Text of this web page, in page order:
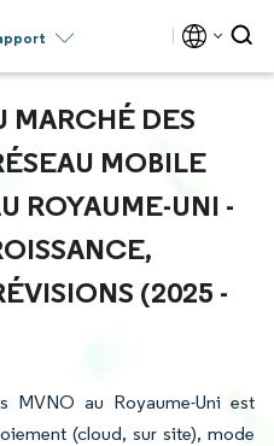
MARCHÉ DES
MOBILE
ROYAUME-UNI -
(2025 -
MVNO au Royaume-Uni est
(cloud, sur site), mode